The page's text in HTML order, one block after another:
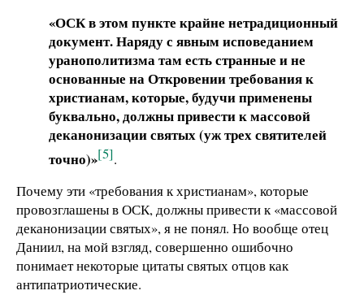
«ОСК в этом пункте крайне нетрадиционный
документ. Наряду с явным исповеданием
уранополитизма там есть странные и не
основанные на Откровении требования к
христианам, которые, будучи применены
буквально, должны привести к массовой
деканонизации святых (уж трех святителей
точно)»[5].
Почему эти «требования к христианам», которые
провозглашены в ОСК, должны привести к «массовой
деканонизации святых», я не понял. Но вообще отец
Даниил, на мой взгляд, совершенно ошибочно
понимает некоторые цитаты святых отцов как
антипатриотические.